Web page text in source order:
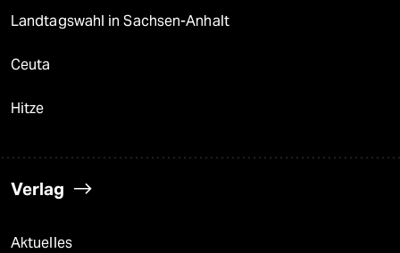
Landtagswahl in Sachsen-Anhalt
Ceuta
Hitze
Verlag
Aktuelles